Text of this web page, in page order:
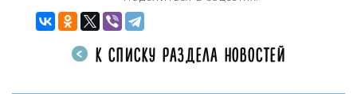
К СПИСКУ РАЗДЕЛА НОВОСТЕЙ